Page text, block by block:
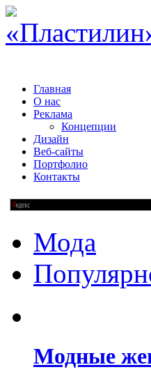
Главная
О нас
Реклама
Концепции
Дизайн
Веб-сайты
Портфолио
Контакты
Мода
Модные